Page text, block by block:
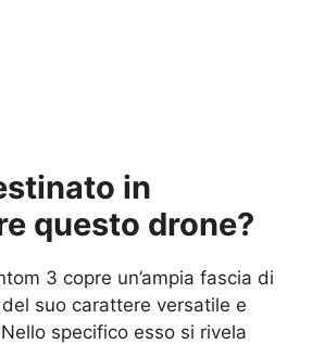
in
questo drone?
3 copre un’ampia fascia di
suo carattere versatile e
specifico esso si rivela